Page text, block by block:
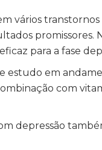
vários
promissores.
para a fase
estudo em
com
depressão